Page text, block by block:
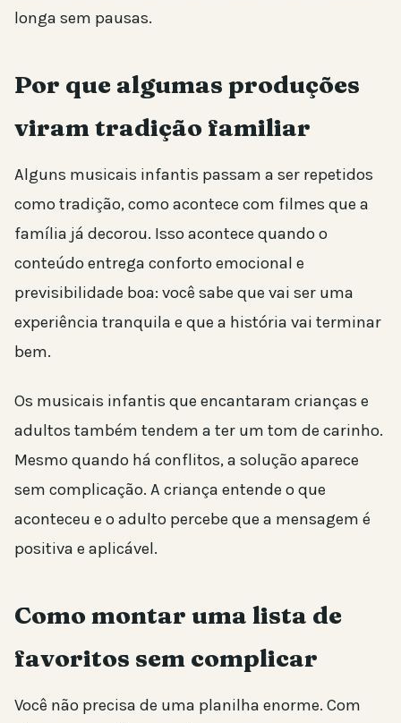
longa sem pausas.
Por que algumas produções
viram tradição familiar
Alguns musicais infantis passam a ser repetidos
como tradição, como acontece com filmes que a
família já decorou. Isso acontece quando o
conteúdo entrega conforto emocional e
previsibilidade boa: você sabe que vai ser uma
experiência tranquila e que a história vai terminar
bem.
Os musicais infantis que encantaram crianças e
adultos também tendem a ter um tom de carinho.
Mesmo quando há conflitos, a solução aparece
sem complicação. A criança entende o que
aconteceu e o adulto percebe que a mensagem é
positiva e aplicável.
Como montar uma lista de
favoritos sem complicar
Você não precisa de uma planilha enorme. Com